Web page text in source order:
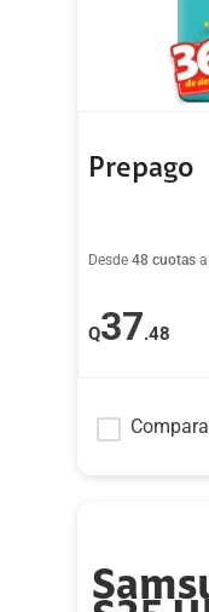
Prepago
Desde 48 cuotas
Q37.48